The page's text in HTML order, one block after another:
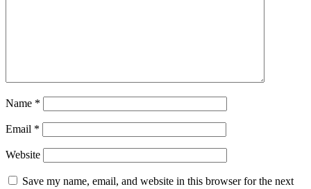
Name *
Email *
Website
Save my name, email, and website in this browser for the next